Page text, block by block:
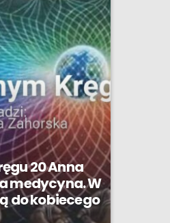
20 Anna
medycyna. W
do kobiecego